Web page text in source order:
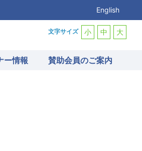
English
文字サイズ 小 中 大
ー情報 賛助会員のご案内